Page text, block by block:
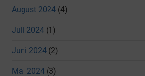
August 2024 (4)
Juli 2024 (1)
Juni 2024 (2)
Mai 2024 (3)